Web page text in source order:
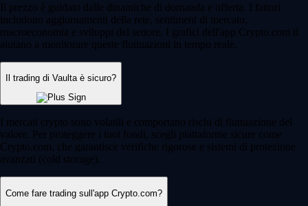
Il prezzo è guidato dalle dinamiche di domanda e offerta. I fattori
includono aggiornamenti della rete, sentiment di mercato,
macroeconomia e sviluppi del settore. I grafici dell'app Crypto.com ti
aiutano a monitorare queste fluttuazioni in tempo reale.
Il trading di Vaulta è sicuro?
I mercati crypto sono volatili e comportano rischi di fluttuazione del
valore. Per proteggere i tuoi fondi, scegli piattaforme sicure come
Crypto.com, che garantisce verifiche rigorose e sistemi di protezione
avanzati (cold storage).
Come fare trading sull'app Crypto.com?